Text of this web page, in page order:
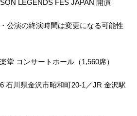
FES JAPAN 開演
終演時間は変更になる可能性
コンサートホール（1,560席）
金沢市昭和町20-1／JR 金沢駅